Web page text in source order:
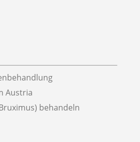
Austria
behandeln